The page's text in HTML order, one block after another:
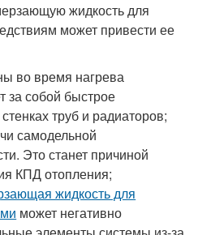
жидкость для
может привести ее
во время нагрева
за собой быстрое
труб и радиаторов;
самодельной
Это станет причиной
КПД отопления;
жидкость для
может негативно